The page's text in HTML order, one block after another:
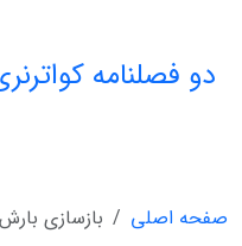
دو فصلنامه
صفحه اصلی بازسازی